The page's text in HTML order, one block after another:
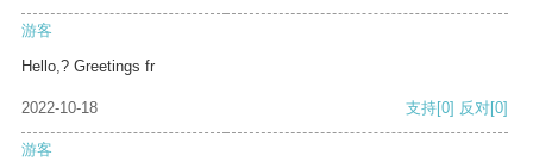
游客
Hello,? Greetings fr
2022-10-18 支持[0] 反对[0]
游客